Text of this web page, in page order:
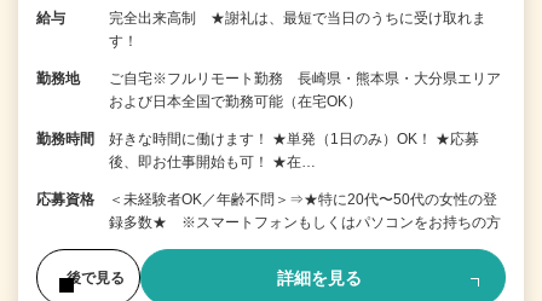
給与
完全出来高制 ★謝礼は、最短で当日のうちに受け取れま
す！
勤務地
ご自宅※フルリモート勤務 長崎県・熊本県・大分県エリア
および日本全国で勤務可能（在宅OK）
勤務時間
好きな時間に働けます！ ★単発（1日のみ）OK！ ★応募
後、即お仕事開始も可！ ★在…
応募資格
＜未経験者OK／年齢不問＞⇒★特に20代〜50代の女性の登
録多数★ ※スマートフォンもしくはパソコンをお持ちの方
後で見る 詳細を見る